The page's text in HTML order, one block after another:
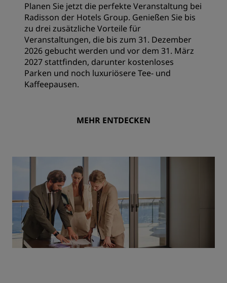
Planen Sie jetzt die perfekte Veranstaltung bei
Radisson der Hotels Group. Genießen Sie bis
zu drei zusätzliche Vorteile für
Veranstaltungen, die bis zum 31. Dezember
2026 gebucht werden und vor dem 31. März
2027 stattfinden, darunter kostenloses
Parken und noch luxuriösere Tee- und
Kaffeepausen.
MEHR ENTDECKEN